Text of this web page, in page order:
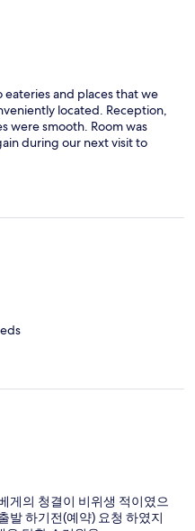
eateries and places that we
located. Reception,
were smooth. Room was
during our next visit to
게의 청결이 비위생 적이였으
발 하기전(예약) 요청 하였지